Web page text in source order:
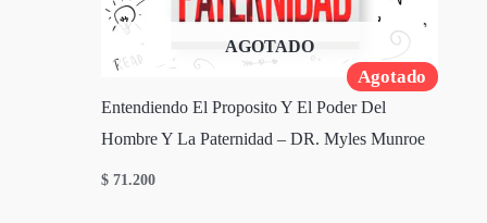
Agotado
AGOTADO
Entendiendo El Proposito Y El Poder Del
Hombre Y La Paternidad – DR. Myles Munroe
$ 71.200